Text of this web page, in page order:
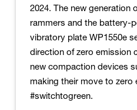
2024. The new generation
rammers and the battery-
vibratory plate WP1550e
direction of zero emission
new compaction devices
making their move to zero
#switchtogreen.